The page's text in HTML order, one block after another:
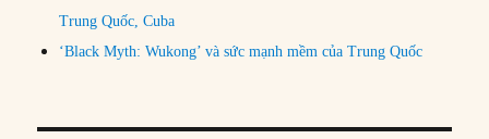
Trung Quốc, Cuba
‘Black Myth: Wukong’ và sức mạnh mềm của Trung Quốc